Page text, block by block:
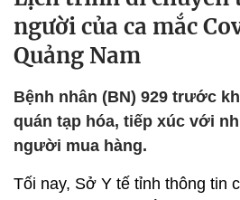
người của ca mắc
Quảng Nam
Bệnh nhân (BN) 929 trước
quán tạp hóa, tiếp xúc với
người mua hàng.
Tối nay, Sở Y tế tỉnh thông tin